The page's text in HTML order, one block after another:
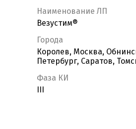
Наименование ЛП
Везустим®
Города
Королев, Москва,
Петербург, Саратов,
Фаза КИ